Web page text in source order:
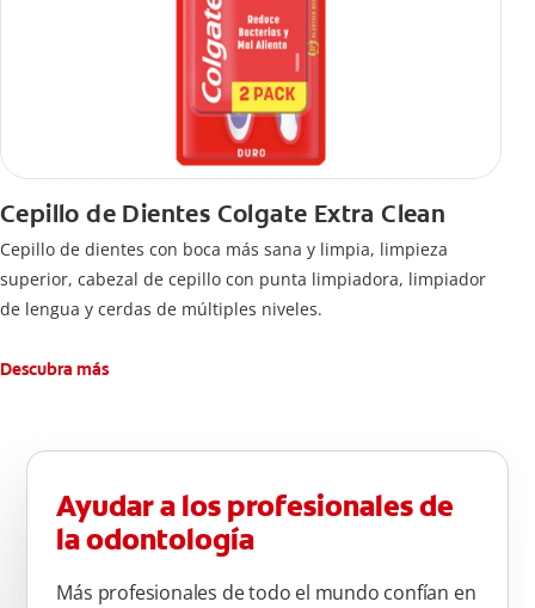
Cepillo de Dientes Colgate Extra Clean
Cepillo de dientes con boca más sana y limpia, limpieza
superior, cabezal de cepillo con punta limpiadora, limpiador
de lengua y cerdas de múltiples niveles.
Descubra más
Ayudar a los profesionales de
la odontología
Más profesionales de todo el mundo confían en